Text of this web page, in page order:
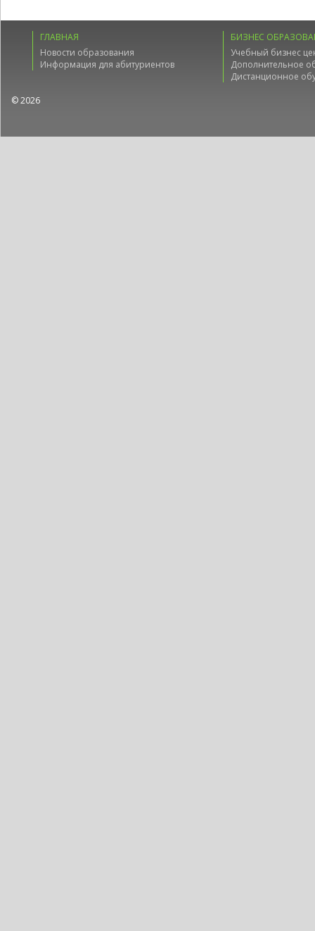
ГЛАВНАЯ
Новости образования
Информация для абитуриентов
БИЗНЕС
Учебный бизнес
Дополнительное
Дистанционное
© 2026